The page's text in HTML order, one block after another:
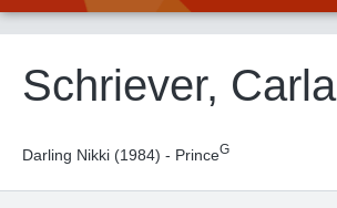
Schriever, Carla
Darling Nikki (1984) - PrinceG